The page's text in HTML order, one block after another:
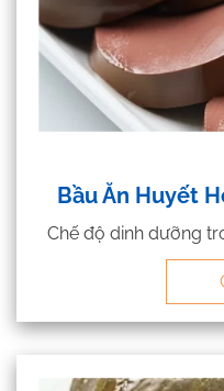
Bầu Ăn Huyết
Chế độ dinh dưỡng